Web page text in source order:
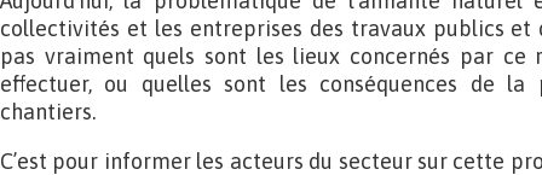
collectivités et les entreprises des travaux publics et
pas vraiment quels sont les lieux concernés par ce
effectuer, ou quelles sont les conséquences de la
chantiers.
C’est pour informer les acteurs du secteur sur cette